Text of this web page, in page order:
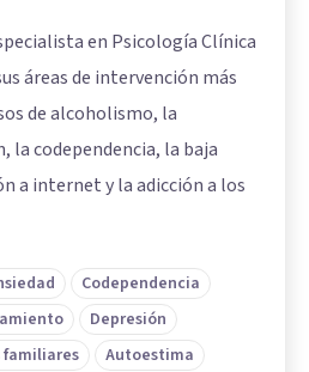
en Psicología Clínica
áreas de intervención más
de alcoholismo, la
la codependencia, la baja
a internet y la adicción a los
Codependencia
Depresión
familiares
Autoestima